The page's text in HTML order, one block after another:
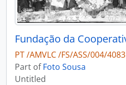
PT /AMVLC /FS/ASS/004/4083
Part ofFoto Sousa
Untitled